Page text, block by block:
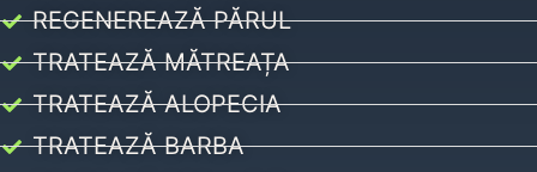
REGENEREAZĂ PĂRUL
TRATEAZĂ MĂTREAȚA
TRATEAZĂ ALOPECIA
TRATEAZĂ BARBA